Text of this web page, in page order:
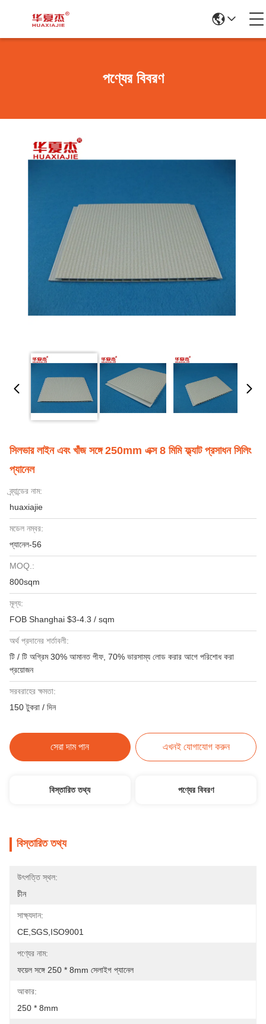
পণ্যের বিবরণ
সিলভার লাইন এবং খাঁজ সঙ্গে 250mm এক্স 8 মিমি ফ্ল্যাট প্রসাধন সিলিং
প্যানেল
ব্র্যান্ডের নাম:
huaxiajie
মডেল নম্বর:
প্যানেল-56
MOQ.:
800sqm
মূল্য:
FOB Shanghai $3-4.3 / sqm
অর্থ প্রদানের শর্তাবলী:
টি / টি অগ্রিম 30% আমানত পীফ, 70% ভারসাম্য লোড করার আগে পরিশোধ করা
প্রয়োজন
সরবরাহের ক্ষমতা:
150 টুকরা / দিন
সেরা দাম পান এখনই যোগাযোগ করুন
বিস্তারিত তথ্য পণ্যের বিবরণ
বিস্তারিত তথ্য
উৎপত্তি স্থল:
চীন
সাক্ষ্যদান:
CE,SGS,ISO9001
পণ্যের নাম:
ফয়েল সঙ্গে 250 * 8mm সেলাইগ প্যানেল
আকার:
250 * 8mm